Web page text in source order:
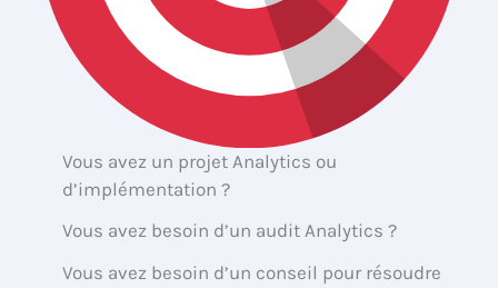
Vous avez un projet Analytics ou
d’implémentation ?
Vous avez besoin d’un audit Analytics ?
Vous avez besoin d’un conseil pour résoudre